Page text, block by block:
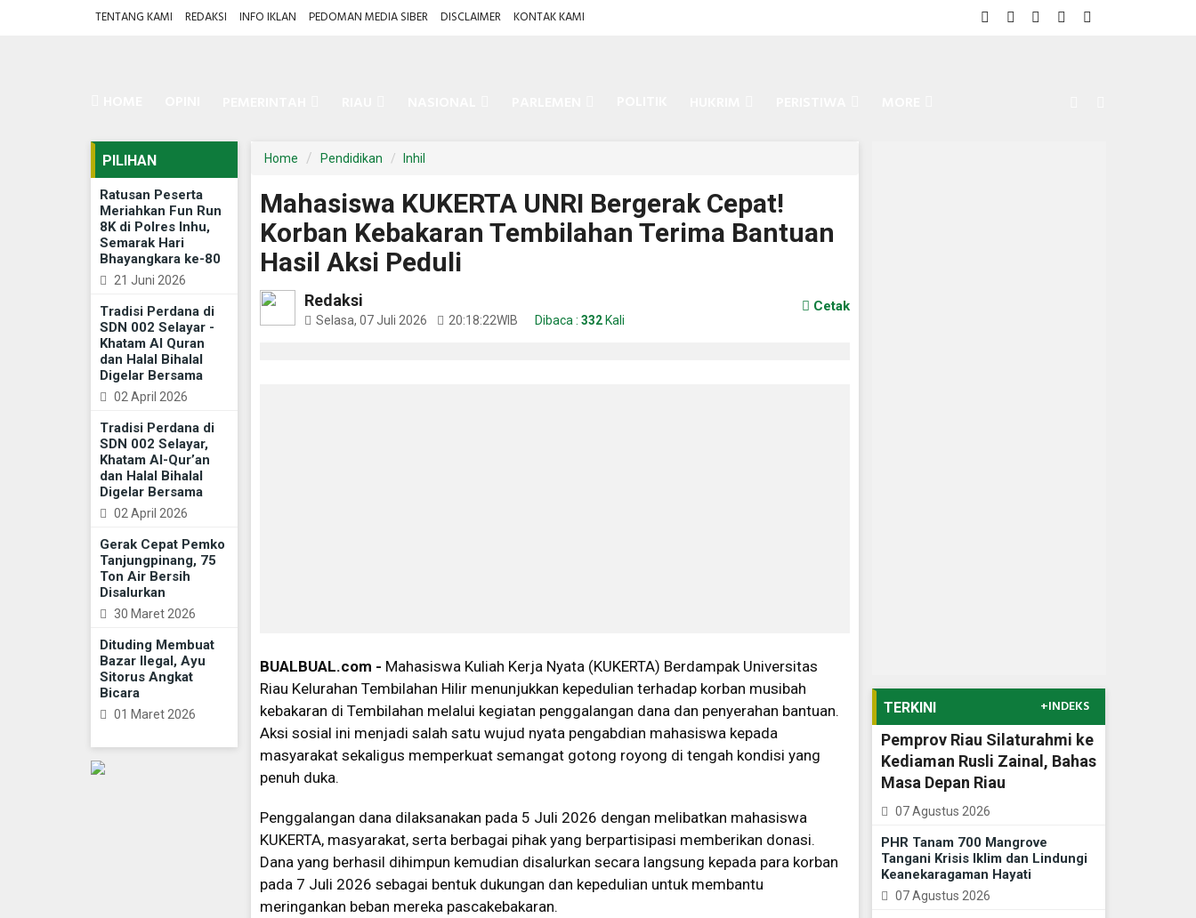
TENTANG KAMI REDAKSI INFO IKLAN PEDOMAN MEDIA SIBER DISCLAIMER KONTAK KAMI
PILIHAN
Ratusan Peserta
Meriahkan Fun Run
8K di Polres Inhu,
Semarak Hari
Bhayangkara ke-80
21 Juni 2026
Tradisi Perdana di
SDN 002 Selayar -
Khatam Al Quran
dan Halal Bihalal
Digelar Bersama
02 April 2026
Tradisi Perdana di
SDN 002 Selayar,
Khatam Al-Qur’an
dan Halal Bihalal
Digelar Bersama
02 April 2026
Gerak Cepat Pemko
Tanjungpinang, 75
Ton Air Bersih
Disalurkan
30 Maret 2026
Dituding Membuat
Bazar Ilegal, Ayu
Sitorus Angkat
Bicara
01 Maret 2026
Home Pendidikan Inhil
Mahasiswa KUKERTA UNRI Bergerak Cepat!
Korban Kebakaran Tembilahan Terima Bantuan
Hasil Aksi Peduli
Redaksi
Selasa, 07 Juli 2026 20:18:22WIB Dibaca : 332 Kali
Cetak
BUALBUAL.com - Mahasiswa Kuliah Kerja Nyata (KUKERTA) Berdampak Universitas
Riau Kelurahan Tembilahan Hilir menunjukkan kepedulian terhadap korban musibah
kebakaran di Tembilahan melalui kegiatan penggalangan dana dan penyerahan bantuan.
Aksi sosial ini menjadi salah satu wujud nyata pengabdian mahasiswa kepada
masyarakat sekaligus memperkuat semangat gotong royong di tengah kondisi yang
penuh duka.
Penggalangan dana dilaksanakan pada 5 Juli 2026 dengan melibatkan mahasiswa
KUKERTA, masyarakat, serta berbagai pihak yang berpartisipasi memberikan donasi.
Dana yang berhasil dihimpun kemudian disalurkan secara langsung kepada para korban
pada 7 Juli 2026 sebagai bentuk dukungan dan kepedulian untuk membantu
meringankan beban mereka pascakebakaran.
TERKINI +INDEKS
Pemprov Riau Silaturahmi ke
Kediaman Rusli Zainal, Bahas
Masa Depan Riau
07 Agustus 2026
PHR Tanam 700 Mangrove
Tangani Krisis Iklim dan Lindungi
Keanekaragaman Hayati
07 Agustus 2026